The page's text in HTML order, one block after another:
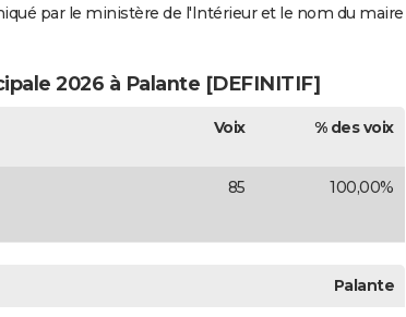
par le ministère de l'Intérieur et le nom du maire
2026 à Palante [DEFINITIF]
Voix % des voix
85 100,00%
Palante